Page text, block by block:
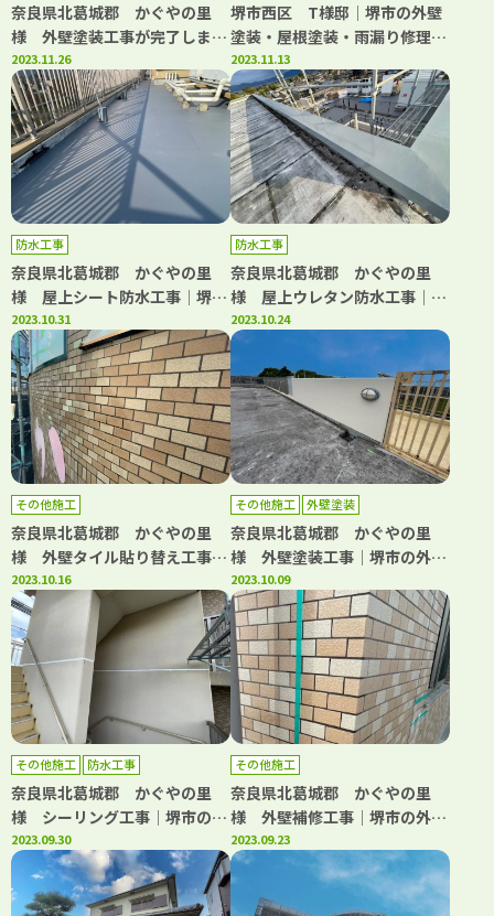
奈良県北葛城郡 かぐやの里
様 外壁塗装工事が完了しまし
た。│堺市の外壁塗装・屋根塗
装・雨漏り修理専門店 千成工
務店
2023.11.26
堺市西区 T様邸│堺市の外壁
塗装・屋根塗装・雨漏り修理専
門店 千成工務店
2023.11.13
防水工事
奈良県北葛城郡 かぐやの里
様 屋上シート防水工事│堺市
の外壁塗装・屋根塗装・雨漏り
修理専門店 千成工務店
2023.10.31
防水工事
奈良県北葛城郡 かぐやの里
様 屋上ウレタン防水工事│堺
市の外壁塗装・屋根塗装・雨漏
り修理専門店 千成工務店
2023.10.24
その他施工
奈良県北葛城郡 かぐやの里
様 外壁タイル貼り替え工事│
堺市の外壁塗装・屋根塗装・雨
漏り修理専門店 千成工務店
2023.10.16
その他施工 外壁塗装
奈良県北葛城郡 かぐやの里
様 外壁塗装工事│堺市の外壁
塗装・屋根塗装・雨漏り修理専
門店 千成工務店
2023.10.09
その他施工 防水工事
奈良県北葛城郡 かぐやの里
様 シーリング工事│堺市の外
壁塗装・屋根塗装・雨漏り修理
専門店 千成工務店
2023.09.30
その他施工
奈良県北葛城郡 かぐやの里
様 外壁補修工事│堺市の外壁
塗装・屋根塗装・雨漏り修理専
門店 千成工務店
2023.09.23